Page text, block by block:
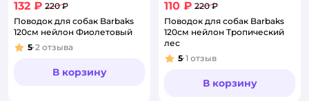
132 ₽ 220 ₽
Поводок для собак Barbaks
120см нейлон Фиолетовый
Рейтинг:
5 2 отзыва
В корзину
110 ₽ 220 ₽
Поводок для собак Barbaks
120см нейлон Тропический
лес
Рейтинг:
5 1 отзыв
В корзину